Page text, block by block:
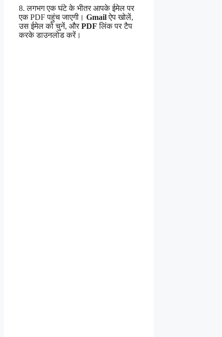
8. लगभग एक घंटे के भीतर आपके ईमेल पर
एक PDF पहुंच जाएगी। Gmailऐप खोलें,
उस ईमेल को चुनें, और PDF लिंक पर टैप
करके डाउनलोड करें।